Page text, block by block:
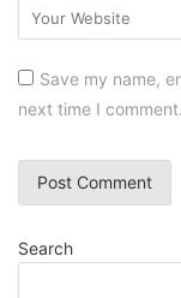
Save my name,
next time I comment.
Search